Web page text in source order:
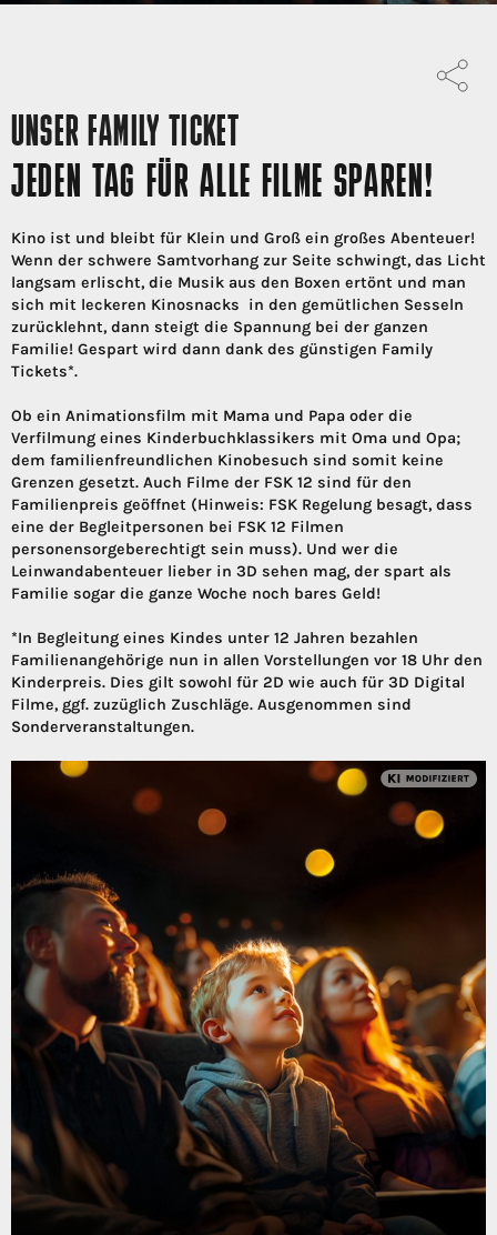
UNSER FAMILY TICKET
JEDEN TAG FÜR ALLE FILME SPAREN!
Kino ist und bleibt für Klein und Groß ein großes Abenteuer!
Wenn der schwere Samtvorhang zur Seite schwingt, das Licht
langsam erlischt, die Musik aus den Boxen ertönt und man
sich mit leckeren Kinosnacks in den gemütlichen Sesseln
zurücklehnt, dann steigt die Spannung bei der ganzen
Familie! Gespart wird dann dank des günstigen Family
Tickets*.
Ob ein Animationsfilm mit Mama und Papa oder die
Verfilmung eines Kinderbuchklassikers mit Oma und Opa;
dem familienfreundlichen Kinobesuch sind somit keine
Grenzen gesetzt. Auch Filme der FSK 12 sind für den
Familienpreis geöffnet (Hinweis: FSK Regelung besagt, dass
eine der Begleitpersonen bei FSK 12 Filmen
personensorgeberechtigt sein muss). Und wer die
Leinwandabenteuer lieber in 3D sehen mag, der spart als
Familie sogar die ganze Woche noch bares Geld!
*In Begleitung eines Kindes unter 12 Jahren bezahlen
Familienangehörige nun in allen Vorstellungen vor 18 Uhr den
Kinderpreis. Dies gilt sowohl für 2D wie auch für 3D Digital
Filme, ggf. zuzüglich Zuschläge. Ausgenommen sind
Sonderveranstaltungen.